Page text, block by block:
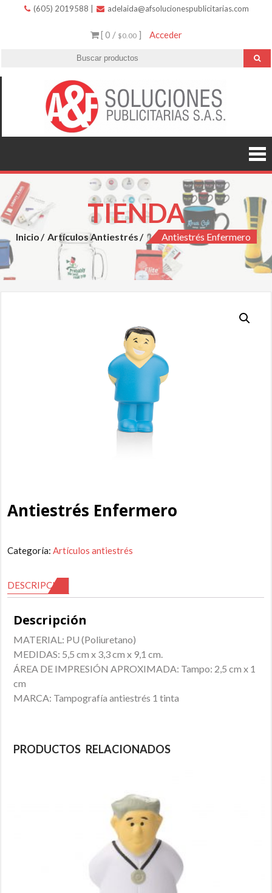
(605) 2019588 adelaida@afsolucionespublicitarias.com
[ 0 / $0.00] Acceder
TIENDA
Inicio Artículos Antiestrés Antiestrés Enfermero
Antiestrés Enfermero
Categoría:Artículos antiestrés
DESCRIPCIÓN
Descripción
MATERIAL: PU (Poliuretano)
MEDIDAS: 5,5 cm x 3,3 cm x 9,1 cm.
ÁREA DE IMPRESIÓN APROXIMADA: Tampo: 2,5 cm x 1
cm
MARCA: Tampografía antiestrés 1 tinta
PRODUCTOS RELACIONADOS